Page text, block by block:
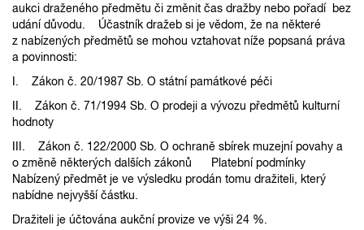
aukci draženého předmětu či změnit čas dražby nebo pořadí bez
udání důvodu. Účastník dražeb si je vědom, že na některé
z nabízených předmětů se mohou vztahovat níže popsaná práva
a povinnosti:
I. Zákon č. 20/1987 Sb. O státní památkové péči
II. Zákon č. 71/1994 Sb. O prodeji a vývozu předmětů kulturní
hodnoty
III. Zákon č. 122/2000 Sb. O ochraně sbírek muzejní povahy a
o změně některých dalších zákonů Platební podmínky
Nabízený předmět je ve výsledku prodán tomu dražiteli, který
nabídne nejvyšší částku.
Dražiteli je účtována aukční provize ve výši 24 %.